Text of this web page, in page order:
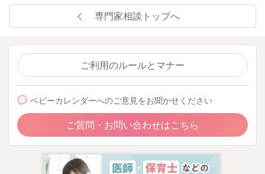
専門家相談トップへ
ご利用のルールとマナー
ベビーカレンダーへのご意見をお聞かせください
ご質問・お問い合わせはこちら